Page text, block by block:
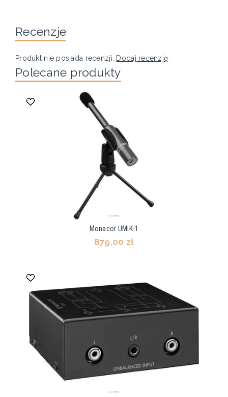
Recenzje
Produkt nie posiada recenzji. Dodaj recenzję
Polecane produkty
Monacor UMIK-1
879,00 zł